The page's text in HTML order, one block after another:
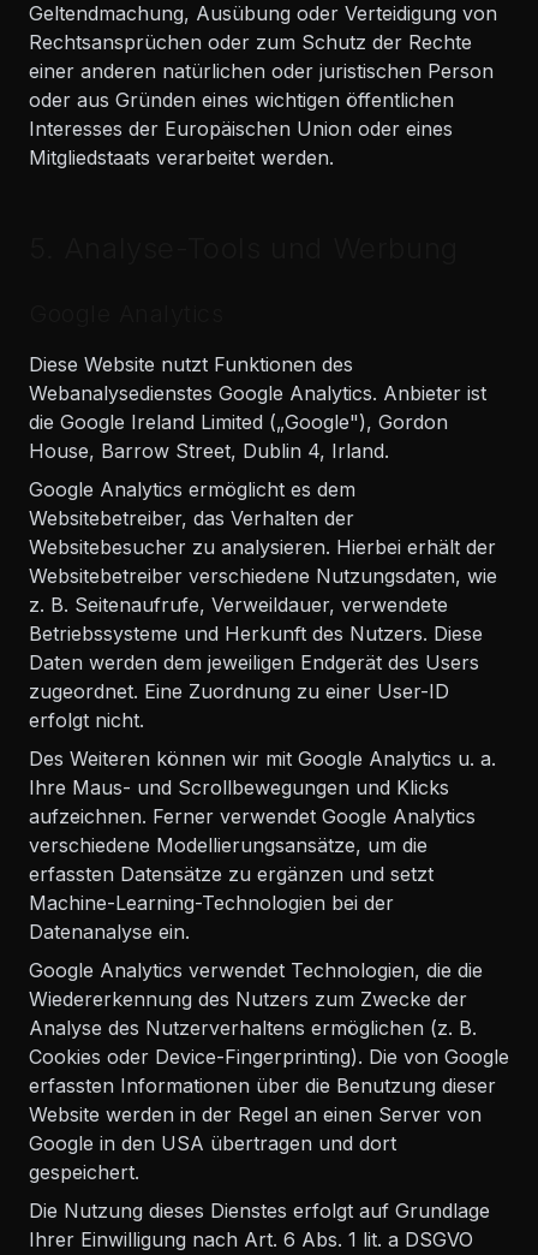
Geltendmachung, Ausübung oder Verteidigung von
Rechtsansprüchen oder zum Schutz der Rechte
einer anderen natürlichen oder juristischen Person
oder aus Gründen eines wichtigen öffentlichen
Interesses der Europäischen Union oder eines
Mitgliedstaats verarbeitet werden.
Diese Website nutzt Funktionen des
Webanalysedienstes Google Analytics. Anbieter ist
die Google Ireland Limited („Google"), Gordon
House, Barrow Street, Dublin 4, Irland.
Google Analytics ermöglicht es dem
Websitebetreiber, das Verhalten der
Websitebesucher zu analysieren. Hierbei erhält der
Websitebetreiber verschiedene Nutzungsdaten, wie
z. B. Seitenaufrufe, Verweildauer, verwendete
Betriebssysteme und Herkunft des Nutzers. Diese
Daten werden dem jeweiligen Endgerät des Users
zugeordnet. Eine Zuordnung zu einer User-ID
erfolgt nicht.
Des Weiteren können wir mit Google Analytics u. a.
Ihre Maus- und Scrollbewegungen und Klicks
aufzeichnen. Ferner verwendet Google Analytics
verschiedene Modellierungsansätze, um die
erfassten Datensätze zu ergänzen und setzt
Machine-Learning-Technologien bei der
Datenanalyse ein.
Google Analytics verwendet Technologien, die die
Wiedererkennung des Nutzers zum Zwecke der
Analyse des Nutzerverhaltens ermöglichen (z. B.
Cookies oder Device-Fingerprinting). Die von Google
erfassten Informationen über die Benutzung dieser
Website werden in der Regel an einen Server von
Google in den USA übertragen und dort
gespeichert.
Die Nutzung dieses Dienstes erfolgt auf Grundlage
Ihrer Einwilligung nach Art. 6 Abs. 1 lit. a DSGVO